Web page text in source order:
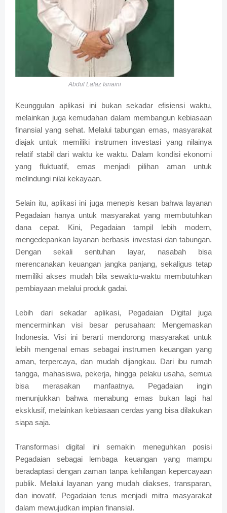
Abdul Lafaz Isnaini
Keunggulan aplikasi ini bukan sekadar efisiensi waktu,
melainkan juga kemudahan dalam membangun kebiasaan
finansial yang sehat. Melalui tabungan emas, masyarakat
diajak untuk memiliki instrumen investasi yang nilainya
relatif stabil dari waktu ke waktu. Dalam kondisi ekonomi
yang fluktuatif, emas menjadi pilihan aman untuk
melindungi nilai kekayaan.
Selain itu, aplikasi ini juga menepis kesan bahwa layanan
Pegadaian hanya untuk masyarakat yang membutuhkan
dana cepat. Kini, Pegadaian tampil lebih modern,
mengedepankan layanan berbasis investasi dan tabungan.
Dengan sekali sentuhan layar, nasabah bisa
merencanakan keuangan jangka panjang, sekaligus tetap
memiliki akses mudah bila sewaktu-waktu membutuhkan
pembiayaan melalui produk gadai.
Lebih dari sekadar aplikasi, Pegadaian Digital juga
mencerminkan visi besar perusahaan: Mengemaskan
Indonesia. Visi ini berarti mendorong masyarakat untuk
lebih mengenal emas sebagai instrumen keuangan yang
aman, terpercaya, dan mudah dijangkau. Dari ibu rumah
tangga, mahasiswa, pekerja, hingga pelaku usaha, semua
bisa merasakan manfaatnya. Pegadaian ingin
menunjukkan bahwa menabung emas bukan lagi hal
eksklusif, melainkan kebiasaan cerdas yang bisa dilakukan
siapa saja.
Transformasi digital ini semakin meneguhkan posisi
Pegadaian sebagai lembaga keuangan yang mampu
beradaptasi dengan zaman tanpa kehilangan kepercayaan
publik. Melalui layanan yang mudah diakses, transparan,
dan inovatif, Pegadaian terus menjadi mitra masyarakat
dalam mewujudkan impian finansial.